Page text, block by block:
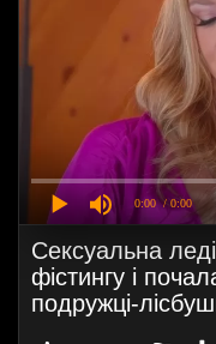
0:00 / 0:00
Сексуальна
фістингу і
подружці-